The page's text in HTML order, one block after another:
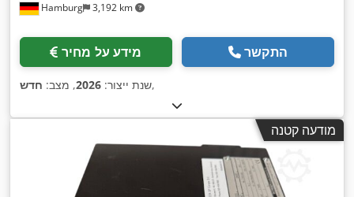
Hamburg 3,192 km
מידע על מחיר התקשר
שנת ייצור: 2026, מצב: חדש ,
מודעה קטנה